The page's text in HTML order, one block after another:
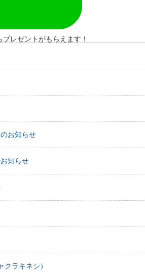
レゼントがもらえます！
お知らせ
知らせ
クラキネシ）